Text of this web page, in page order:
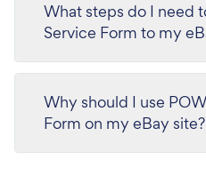
What steps do I need
Service Form to my
Why should I use
Form on my eBay site?